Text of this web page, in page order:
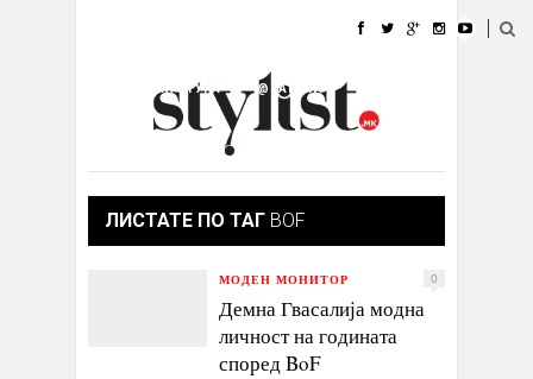
УБАВИНА
КУЛТУРА @РАБОТА
ИЗЛОГ
ЛИСТАТЕ ПО ТАГ BOF
МОДЕН МОНИТОР 0
Демна Гвасалија модна
личност на годината
според BoF